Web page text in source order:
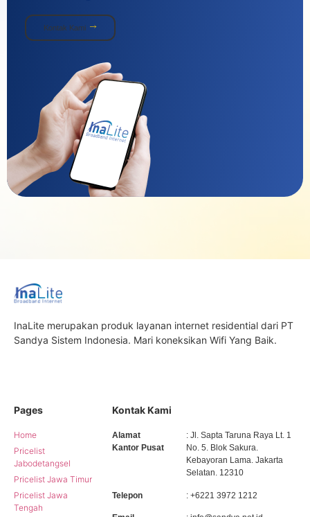
Kontak Kami
InaLite merupakan produk layanan internet residential dari PT
Sandya Sistem Indonesia. Mari koneksikan Wifi Yang Baik.
Pages
Home
Pricelist
Jabodetangsel
Pricelist Jawa Timur
Pricelist Jawa
Tengah
Kontak Kami
Alamat
Kantor Pusat
: Jl. Sapta Taruna Raya Lt. 1
No. 5. Blok Sakura.
Kebayoran Lama. Jakarta
Selatan. 12310
Telepon : +6221 3972 1212